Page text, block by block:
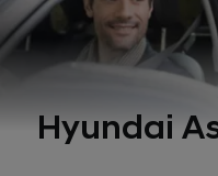
Hyundai